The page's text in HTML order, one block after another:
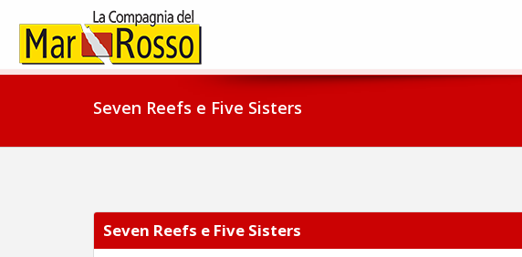
Seven Reefs e Five Sisters
Seven Reefs e Five Sisters